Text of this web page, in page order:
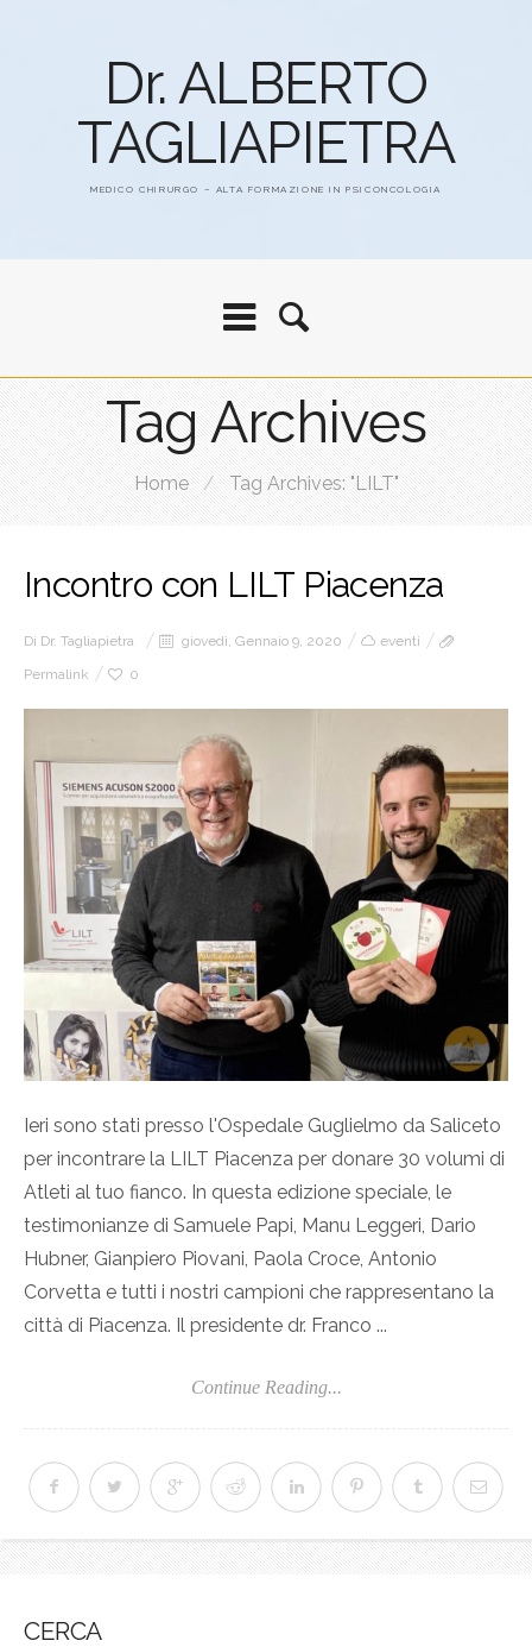
Dr. ALBERTO
TAGLIAPIETRA
MEDICO CHIRURGO – ALTA FORMAZIONE IN PSICONCOLOGIA
Tag Archives
Home / Tag Archives: "LILT"
Incontro con LILT Piacenza
Di Dr. Tagliapietra giovedì, Gennaio 9, 2020
eventi
Permalink
0
Ieri sono stati presso l'Ospedale Guglielmo da Saliceto
per incontrare la LILT Piacenza per donare 30 volumi di
Atleti al tuo fianco. In questa edizione speciale, le
testimonianze di Samuele Papi, Manu Leggeri, Dario
Hubner, Gianpiero Piovani, Paola Croce, Antonio
Corvetta e tutti i nostri campioni che rappresentano la
città di Piacenza. Il presidente dr. Franco ...
Continue Reading...
CERCA